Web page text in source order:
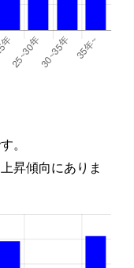
。
昇傾向にありま